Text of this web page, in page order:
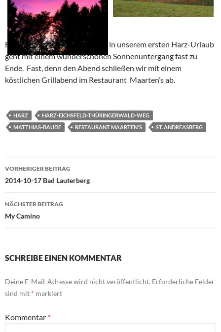
Ein schöner letzter Urlaubstag in unserem ersten Harz-Urlaub
geht mit einem wunderschönen Sonnenuntergang fast zu
Ende. Fast, denn den Abend schließen wir mit einem
köstlichen Grillabend im Restaurant Maarten’s ab.
HARZ
HARZ-EICHSFELD-THÜRINGERWALD-WEG
MATTHIAS-BAUDE
RESTAURANT MAARTEN'S ST. ANDREASBERG
Beitragsnavigation
VORHERIGER BEITRAG
2014-10-17 Bad Lauterberg
NÄCHSTER BEITRAG
My Camino
SCHREIBE EINEN KOMMENTAR
Deine E-Mail-Adresse wird nicht veröffentlicht. Erforderliche Felder
sind mit * markiert
Kommentar *